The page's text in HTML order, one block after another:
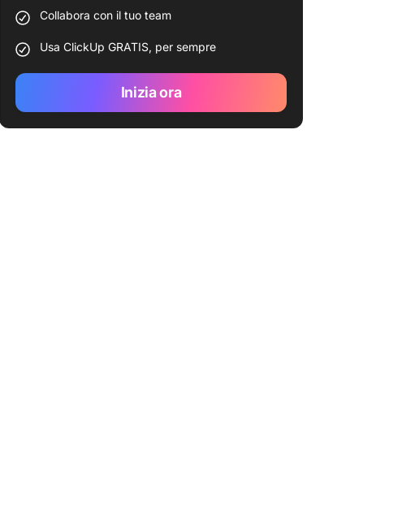
Collabora con il tuo team
Usa ClickUp GRATIS, per sempre
Inizia ora